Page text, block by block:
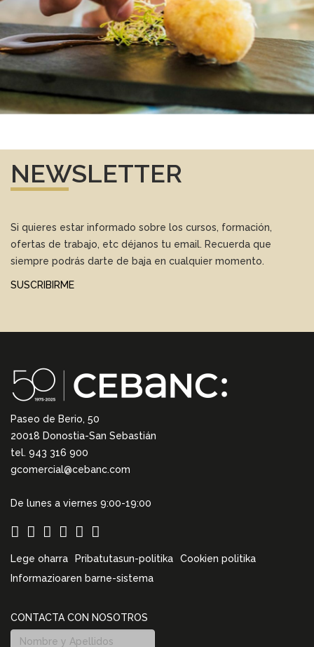
NEWSLETTER
Si quieres estar informado sobre los cursos, formación,
ofertas de trabajo, etc déjanos tu email. Recuerda que
siempre podrás darte de baja en cualquier momento.
SUSCRIBIRME
Paseo de Berio, 50
20018 Donostia-San Sebastián
tel. 943 316 900
gcomercial@cebanc.com
De lunes a viernes 9:00-19:00
Lege oharra Pribatutasun-politika
Cookien politika
Informazioaren barne-sistema
CONTACTA CON NOSOTROS